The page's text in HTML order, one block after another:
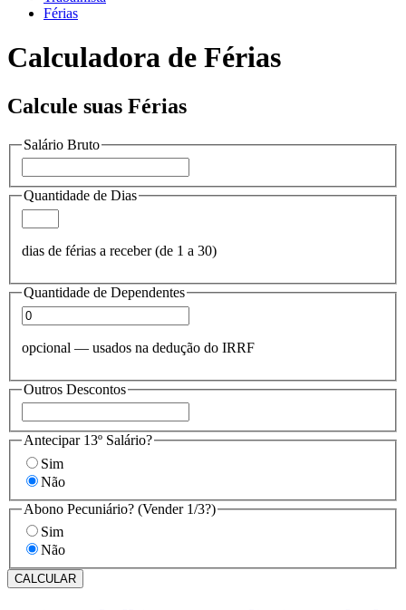
Férias
Calculadora de Férias
Calcule suas Férias
Salário Bruto
Quantidade de Dias
dias de férias a receber (de 1 a 30)
Quantidade de Dependentes
opcional — usados na dedução do IRRF
Outros Descontos
Antecipar 13º Salário?
Sim
Não
Abono Pecuniário? (Vender 1/3?)
Sim
Não
CALCULAR